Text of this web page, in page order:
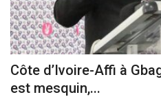
Côte d’Ivoire-Affi à
est mesquin,...